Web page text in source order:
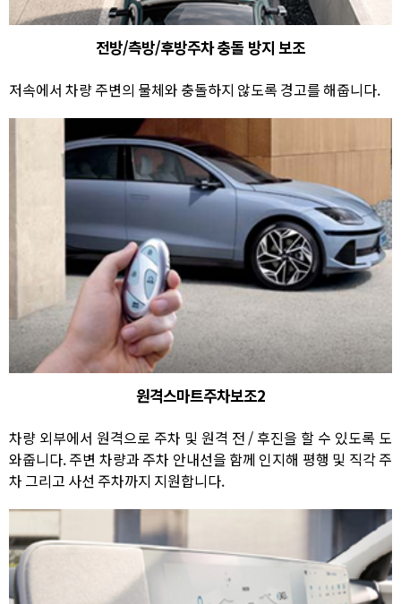
전방/측방/후방주차 충돌 방지 보조
저속에서 차량 주변의 물체와 충돌하지 않도록 경고를 해줍니다.
원격스마트주차보조2
차량 외부에서 원격으로 주차 및 원격 전 / 후진을 할 수 있도록 도
와줍니다. 주변 차량과 주차 안내선을 함께 인지해 평행 및 직각 주
차 그리고 사선 주차까지 지원합니다.